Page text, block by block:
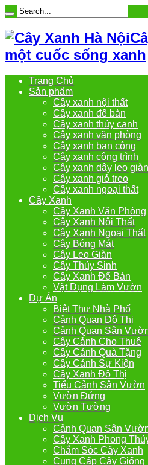
một cuốc sống xanh
Trang Chủ
Sản phẩm
Cây xanh nội thất
Cây xanh để bàn
Cây xanh thủy canh
Cây xanh văn phòng
Cây xanh ban công
Cây xanh công trình
Cây xanh dây leo giàn
Cây xanh giỏ treo
Cây xanh ngoại thất
Cây Xanh
Cây Xanh Văn Phòng
Cây Xanh Nội Thất
Cây Xanh Ngoại Thất
Cây Bóng Mát
Cây Leo Giàn
Cây Thủy Sinh
Cây Xanh Để Bàn
Vật Dụng Làm Vườn
Dự Án
Biệt Thự Nhà Phố
Cảnh Quan Đô Thị
Cảnh Quan Sân
Cây Cảnh Cho Thuê
Cây Cảnh Quà Tặng
Cây Cảnh Sự Kiện
Cây Xanh Đô Thị
Tiểu Cảnh Sân Vườn
Vườn Đứng
Vườn Tường
Dịch Vụ
Cảnh Quan Sân
Cây Xanh Phong
Chắm Sóc Cây Xanh
Cung Cấp Cây Giống